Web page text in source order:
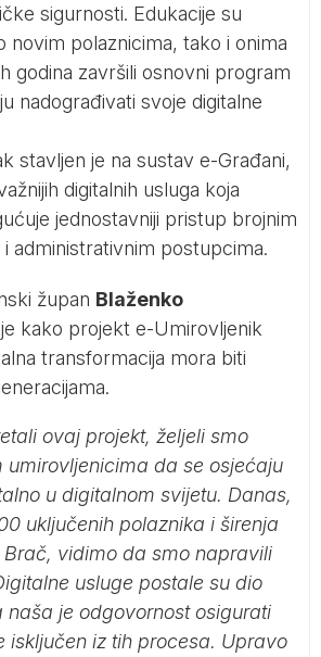
sigurnosti. Edukacije su
novim polaznicima, tako i onima
godina završili osnovni program
nadograđivati svoje digitalne
stavljen je na sustav e-Građani,
digitalnih usluga koja
jednostavniji pristup brojnim
administrativnim postupcima.
župan Blaženko
kako projekt e-Umirovljenik
transformacija mora biti
ovaj projekt, željeli smo
umirovljenicima da se osjećaju
u digitalnom svijetu. Danas,
uključenih polaznika i širenja
vidimo da smo napravili
usluge postale su dio
naša je odgovornost osigurati
isključen iz tih procesa. Upravo